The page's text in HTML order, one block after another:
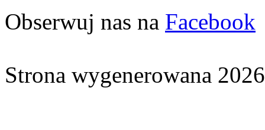
Obserwuj nas na Facebook
Strona wygenerowana